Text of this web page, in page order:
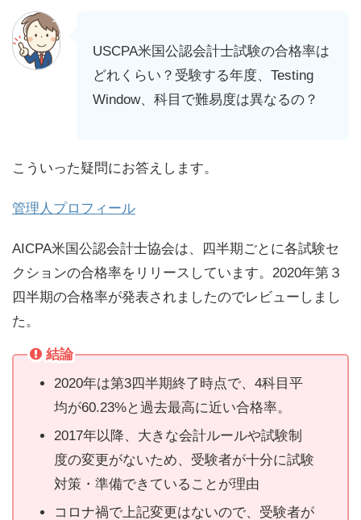
USCPA米国公認会計士試験の合格率は
どれくらい？受験する年度、Testing
Window、科目で難易度は異なるの？
こういった疑問にお答えします。
管理人プロフィール
AICPA米国公認会計士協会は、四半期ごとに各試験セ
クションの合格率をリリースしています。2020年第３
四半期の合格率が発表されましたのでレビューしまし
た。
結論
2020年は第3四半期終了時点で、4科目平
均が60.23%と過去最高に近い合格率。
2017年以降、大きな会計ルールや試験制
度の変更がないため、受験者が十分に試験
対策・準備できていることが理由
コロナ禍で上記変更はないので、受験者が